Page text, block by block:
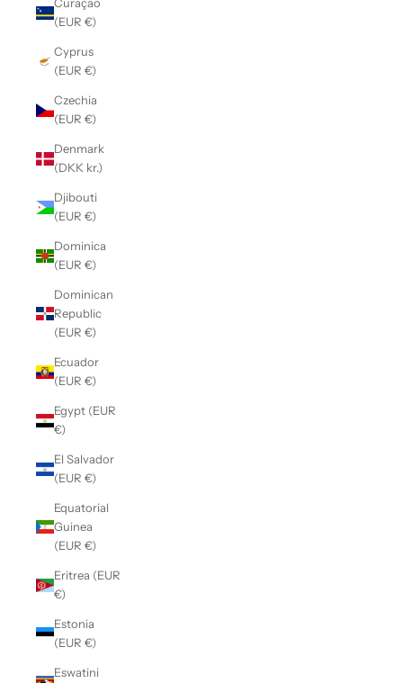
(EUR €)
Cyprus
(EUR €)
Czechia
(EUR €)
Denmark
(DKK kr.)
Djibouti
(EUR €)
Dominica
(EUR €)
Dominican
Republic
(EUR €)
Ecuador
(EUR €)
Egypt (EUR
€)
El Salvador
(EUR €)
Equatorial
Guinea
(EUR €)
Eritrea (EUR
€)
Estonia
(EUR €)
Eswatini